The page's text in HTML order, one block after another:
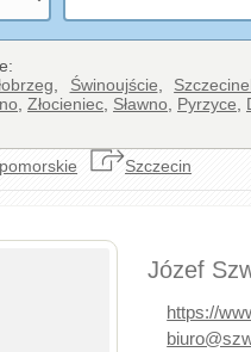
Świnoujście
Złocieniec Sławno Pyrzyce
Szczecin
Józef
https://